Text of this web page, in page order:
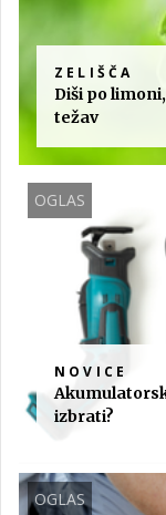
ZELIŠČA
Diši po
težav
OGLAS
NOVICE
izbrati?
OGLAS